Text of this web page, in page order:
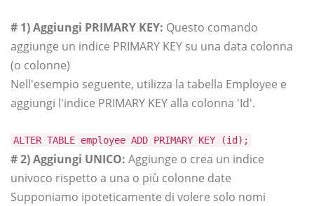
# 1) Aggiungi PRIMARY KEY: Questo comando
aggiunge un indice PRIMARY KEY su una data colonna
(o colonne)
Nell'esempio seguente, utilizza la tabella Employee e
aggiungi l'indice PRIMARY KEY alla colonna 'Id'.
ALTER TABLE employee ADD PRIMARY KEY (id);
# 2) Aggiungi UNICO: Aggiunge o crea un indice
univoco rispetto a una o più colonne date
Supponiamo ipoteticamente di volere solo nomi